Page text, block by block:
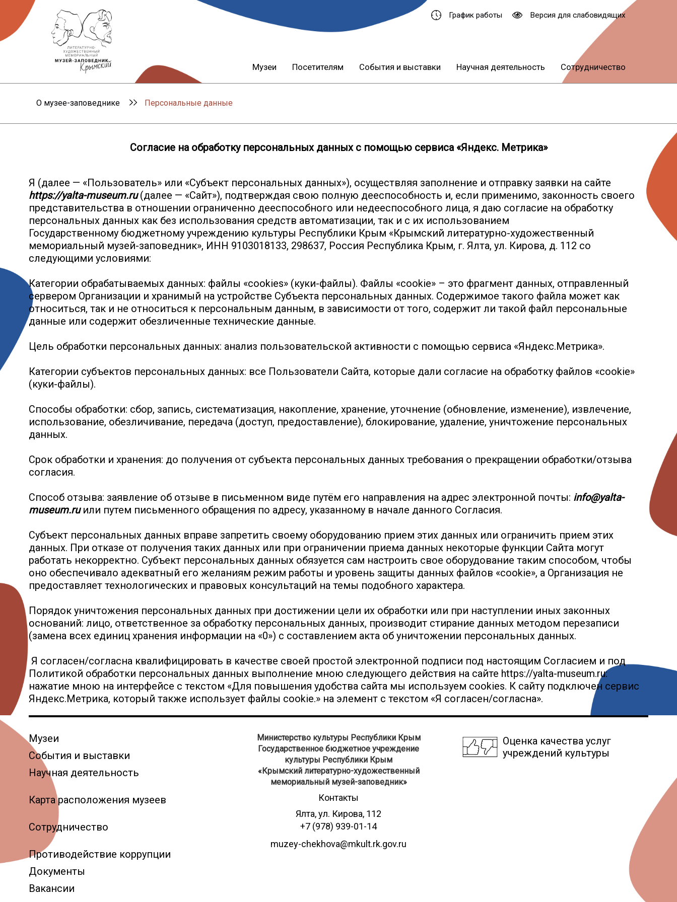
График работы Версия для слабовидящих
Музеи Посетителям События и выставки Научная деятельность Сотрудничество
О музее-заповеднике Персональные данные
Согласие на обработку персональных данных с помощью сервиса «Яндекс. Метрика»
Я (далее — «Пользователь» или «Субъект персональных данных»), осуществляя заполнение и отправку заявки на сайте
https://yalta-museum.ru(далее — «Сайт»), подтверждая свою полную дееспособность и, если применимо, законность своего
представительства в отношении ограниченно дееспособного или недееспособного лица, я даю согласие на обработку
персональных данных как без использования средств автоматизации, так и с их использованием
Государственному бюджетному учреждению культуры Республики Крым «Крымский литературно-художественный
мемориальный музей-заповедник», ИНН 9103018133, 298637, Россия Республика Крым, г. Ялта, ул. Кирова, д. 112 со
следующими условиями:
Категории обрабатываемых данных: файлы «cookies» (куки-файлы). Файлы «cookie» – это фрагмент данных, отправленный
сервером Организации и хранимый на устройстве Субъекта персональных данных. Содержимое такого файла может как
относиться, так и не относиться к персональным данным, в зависимости от того, содержит ли такой файл персональные
данные или содержит обезличенные технические данные.
Цель обработки персональных данных: анализ пользовательской активности с помощью сервиса «Яндекс.Метрика».
Категории субъектов персональных данных: все Пользователи Сайта, которые дали согласие на обработку файлов «cookie»
(куки-файлы).
Способы обработки: сбор, запись, систематизация, накопление, хранение, уточнение (обновление, изменение), извлечение,
использование, обезличивание, передача (доступ, предоставление), блокирование, удаление, уничтожение персональных
данных.
Срок обработки и хранения: до получения от субъекта персональных данных требования о прекращении обработки/отзыва
согласия.
Способ отзыва: заявление об отзыве в письменном виде путём его направления на адрес электронной почты: info@yalta-
museum.ruили путем письменного обращения по адресу, указанному в начале данного Согласия.
Субъект персональных данных вправе запретить своему оборудованию прием этих данных или ограничить прием этих
данных. При отказе от получения таких данных или при ограничении приема данных некоторые функции Сайта могут
работать некорректно. Субъект персональных данных обязуется сам настроить свое оборудование таким способом, чтобы
оно обеспечивало адекватный его желаниям режим работы и уровень защиты данных файлов «cookie», а Организация не
предоставляет технологических и правовых консультаций на темы подобного характера.
Порядок уничтожения персональных данных при достижении цели их обработки или при наступлении иных законных
оснований: лицо, ответственное за обработку персональных данных, производит стирание данных методом перезаписи
(замена всех единиц хранения информации на «0») с составлением акта об уничтожении персональных данных.
Я согласен/согласна квалифицировать в качестве своей простой электронной подписи под настоящим Согласием и под
Политикой обработки персональных данных выполнение мною следующего действия на сайте https://yalta-museum.ru:
нажатие мною на интерфейсе с текстом «Для повышения удобства сайта мы используем cookies. К сайту подключен сервис
Яндекс.Метрика, который также использует файлы cookie.» на элемент с текстом «Я согласен/согласна».
Музеи
События и выставки
Научная деятельность
Карта расположения музеев
Сотрудничество
Противодействие коррупции
Документы
Вакансии
Министерство культуры Республики Крым
Государственное бюджетное учреждение
культуры Республики Крым
​«Крымский литературно-художественный
мемориальный музей-заповедник»
Контакты
Ялта, ул. Кирова, 112
+7 (978) 939-01-14
muzey-chekhova@mkult.rk.gov.ru
Оценка качества услуг
учреждений культуры